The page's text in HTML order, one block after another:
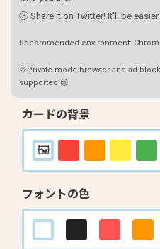
③ Share it on Twitter! It'll be
Recommended environment:
※Private mode browser and ad
supported.😢
カードの背景
フォントの色